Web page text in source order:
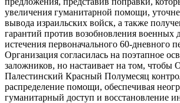
увеличения гуманитарной помощи,
вывода израильских войск, а также
гарантий против возобновления военных
истечения первоначального 60-дневного
Организация согласилась на поэтапное
заложников, но настаивает на том,
Палестинский Красный Полумесяц
распределение помощи, обеспечивая
гуманитарный доступ и восстановление